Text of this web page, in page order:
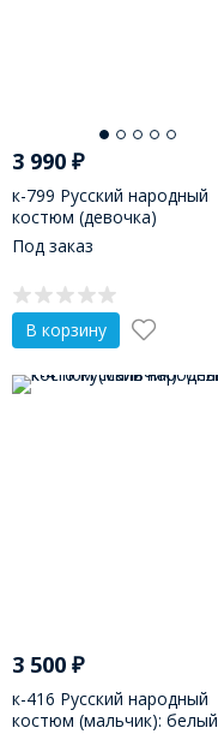
3 990 ₽
к-799 Русский народный
костюм (девочка)
Под заказ
В корзину
3 500 ₽
к-416 Русский народный
костюм (мальчик): белый